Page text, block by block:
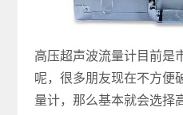
高压超声波流量计目前是
呢，很多朋友现在不方便
量计，那么基本就会选择